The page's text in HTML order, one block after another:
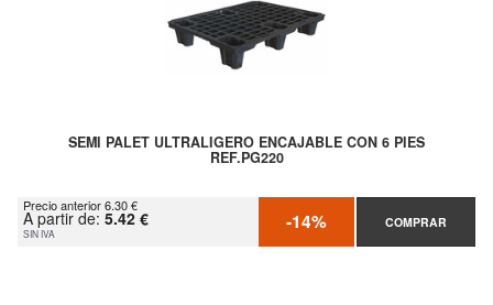
SEMI PALET ULTRALIGERO ENCAJABLE CON 6 PIES
REF.PG220
Precio anterior 6.30 €
A partir de: 5.42 €
SIN IVA -14% COMPRAR